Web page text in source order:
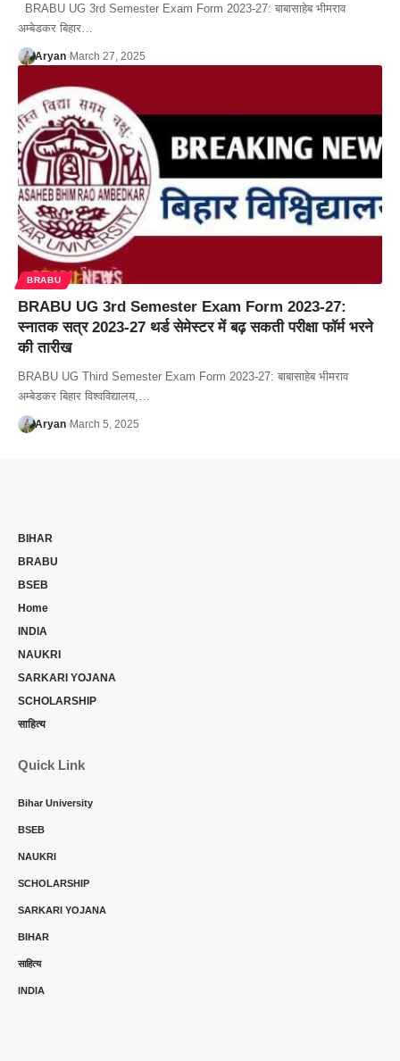
BRABU UG 3rd Semester Exam Form 2023-27: बाबासाहेब भीमराव
अम्बेडकर बिहार…
Aryan March 27, 2025
BRABU
BRABU UG 3rd Semester Exam Form 2023-27:
स्नातक सत्र 2023-27 थर्ड सेमेस्टर में बढ़ सकती परीक्षा फॉर्म भरने
की तारीख
BRABU UG Third Semester Exam Form 2023-27: बाबासाहेब भीमराव
अम्बेडकर बिहार विश्वविद्यालय,…
Aryan March 5, 2025
BIHAR
BRABU
BSEB
Home
INDIA
NAUKRI
SARKARI YOJANA
SCHOLARSHIP
साहित्य
Quick Link
Bihar University
BSEB
NAUKRI
SCHOLARSHIP
SARKARI YOJANA
BIHAR
साहित्य
INDIA